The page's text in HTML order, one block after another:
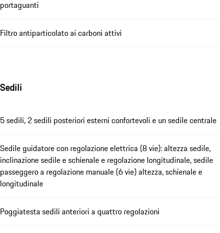
portaguanti
Filtro antiparticolato ai carboni attivi
Sedili
5 sedili, 2 sedili posteriori esterni confortevoli e un sedile centrale
Sedile guidatore con regolazione elettrica (8 vie): altezza sedile,
inclinazione sedile e schienale e regolazione longitudinale, sedile
passeggero a regolazione manuale (6 vie) altezza, schienale e
longitudinale
Poggiatesta sedili anteriori a quattro regolazioni